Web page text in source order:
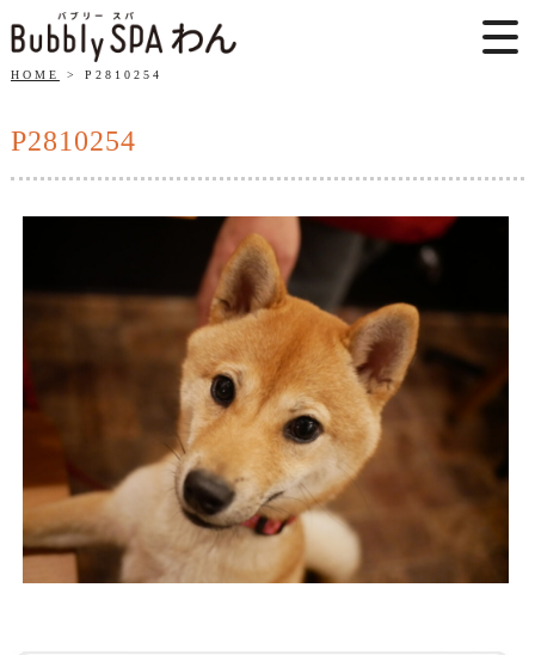
HOME P2810254
P2810254